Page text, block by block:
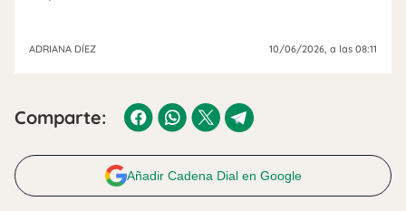
ADRIANA DÍEZ 10/06/2026, a las 08:11
Comparte:
Añadir Cadena Dial en Google